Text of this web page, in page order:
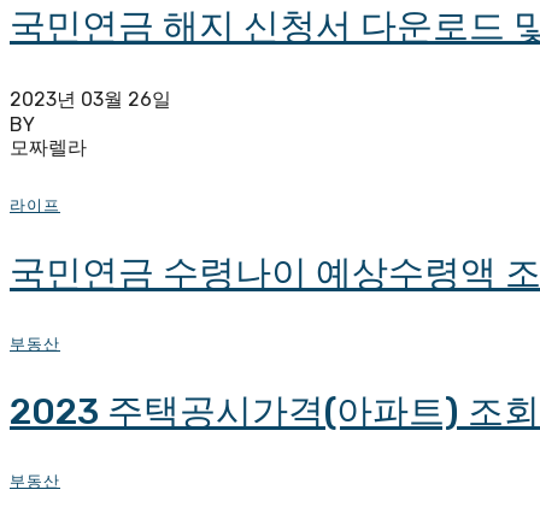
국민연금 해지 신청서 다운로드
2023년 03월 26일
BY
모짜렐라
라이프
국민연금 수령나이 예상수령액
부동산
2023 주택공시가격(아파트) 조
부동산